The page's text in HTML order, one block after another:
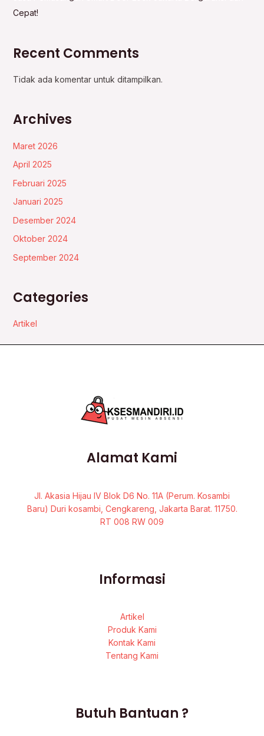
Cepat!
Recent Comments
Tidak ada komentar untuk ditampilkan.
Archives
Maret 2026
April 2025
Februari 2025
Januari 2025
Desember 2024
Oktober 2024
September 2024
Categories
Artikel
Alamat Kami
Jl. Akasia Hijau IV Blok D6 No. 11A (Perum. Kosambi
Baru) Duri kosambi, Cengkareng, Jakarta Barat. 11750.
RT 008 RW 009
Informasi
Artikel
Produk Kami
Kontak Kami
Tentang Kami
Butuh Bantuan ?